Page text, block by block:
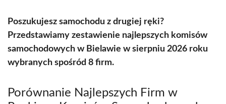
Poszukujesz samochodu z drugiej ręki?
Przedstawiamy zestawienie najlepszych komisów
samochodowych w Bielawie w sierpniu 2026 roku
wybranych spośród 8 firm.
Porównanie Najlepszych Firm w